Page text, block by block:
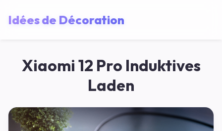
Idées de Décoration
Xiaomi 12 Pro Induktives
Laden